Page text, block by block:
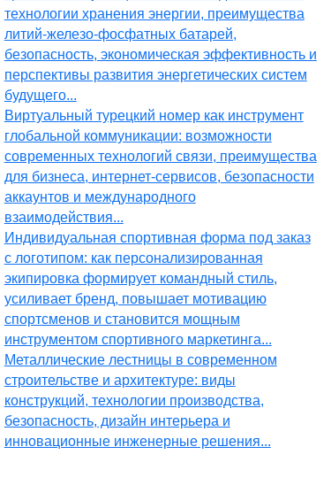
технологии хранения энергии, преимущества
литий-железо-фосфатных батарей,
безопасность, экономическая эффективность и
перспективы развития энергетических систем
будущего...
Виртуальный турецкий номер как инструмент
глобальной коммуникации: возможности
современных технологий связи, преимущества
для бизнеса, интернет-сервисов, безопасности
аккаунтов и международного
взаимодействия...
Индивидуальная спортивная форма под заказ
с логотипом: как персонализированная
экипировка формирует командный стиль,
усиливает бренд, повышает мотивацию
спортсменов и становится мощным
инструментом спортивного маркетинга...
Металлические лестницы в современном
строительстве и архитектуре: виды
конструкций, технологии производства,
безопасность, дизайн интерьера и
инновационные инженерные решения...